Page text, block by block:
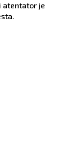
atentator je